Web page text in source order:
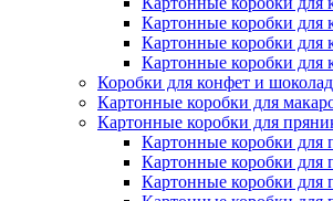
Картонные коробки для
Картонные коробки для
Картонные коробки для
Коробки для конфет и
Картонные коробки для
Картонные коробки для
Картонные коробки для
Картонные коробки для
Картонные коробки для